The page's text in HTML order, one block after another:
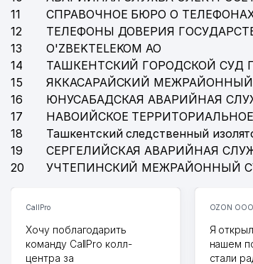
11
СПРАВОЧНОЕ БЮРО О
12
ТЕЛЕФОНЫ ДОВЕРИЯ
13
O'ZBEKTELEKOM АО
14
ТАШКЕНТСКИЙ ГОРОДСКОЙ СУД
15
ЯККАСАРАЙСКИЙ
16
ЮНУСАБАДСКАЯ АВАРИЙНАЯ
17
НАВОИЙСКОЕ
18
Ташкентский следственный
19
СЕРГЕЛИЙСКАЯ АВАРИЙНАЯ
20
УЧТЕПИНСКИЙ МЕЖРАЙОННЫЙ
CallPro
Хочу поблагодарить
команду CallPro колл-
центра за
OZON ООО
Я
нашем
стали